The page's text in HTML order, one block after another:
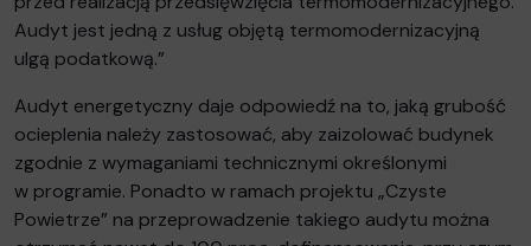
Audyt jest jedną z usług objętą termomodernizacyjną
ulgą podatkową.”
Audyt energetyczny daje odpowiedź na to, jaką grubość
ocieplenia należy zastosować, aby zaizolować budynek
zgodnie z wymaganiami technicznymi określonymi
w programie. Ponadto w ramach projektu „Czyste
Powietrze” na przeprowadzenie takiego audytu można